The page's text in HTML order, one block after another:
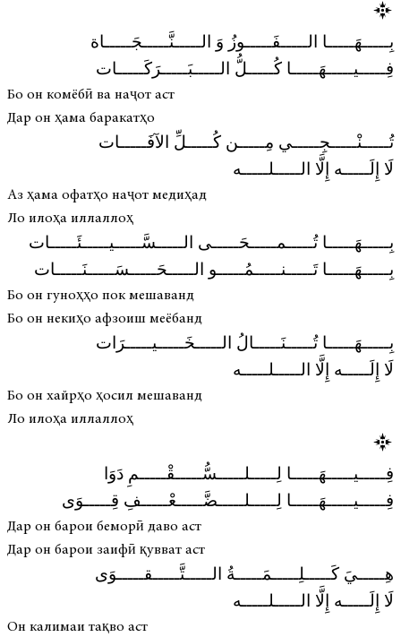
بِـــــهَـــــا الـــــفَـــــوزُ وَ الـــــنَّـــــجَـــــاة
فِـــــيـــــهَـــــا كُـــــلُّ الـــــبَـــــرَكَـــــات
Бо он комёбӣ ва наҷот аст
Дар он ҳама баракатҳо
تُـــــنْـــــجِـــــي مِـــــن كُـــــلِّ الآفَـــــات
لَا إِلَـــــه إِلَّا الـــــلـــــه
Аз ҳама офатҳо наҷот медиҳад
Ло илоҳа иллаллоҳ
بِـــــهَـــــا تُـــــمـــــحَـــــى الـــــسَّـــــيـــــئَـــــات
بِـــــهَـــــا تَـــــنـــــمُـــــو الـــــحَـــــسَـــــنَـــــات
Бо он гуноҳҳо пок мешаванд
Бо он некиҳо афзоиш меёбанд
بِـــــهَـــــا تُـــــنَـــــالُ الـــــخَـــــيـــــرَات
لَا إِلَـــــه إِلَّا الـــــلـــــه
Бо он хайрҳо ҳосил мешаванд
Ло илоҳа иллаллоҳ
فِـــــيـــــهَـــــا لِـــــلـــــسُّـــــقْـــــمِ دَوَا
فِـــــيـــــهَـــــا لِـــــلـــــضَّـــــعْـــــفِ قِـــــوَى
Дар он барои беморӣ даво аст
Дар он барои заифӣ қувват аст
هِـــــيَ كَـــــلِـــــمَـــــةُ الـــــتَّـــــقـــــوَى
لَا إِلَـــــه إِلَّا الـــــلـــــه
Он калимаи тақво аст